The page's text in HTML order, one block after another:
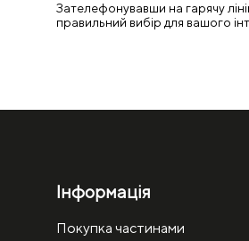
Зателефонувавши на гарячу
правильний вибір для вашого
Інформація
Покупка частинами